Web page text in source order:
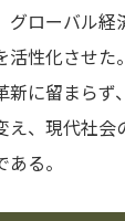
グローバル経
性化させた。
新に留まらず
え、現代社
る。